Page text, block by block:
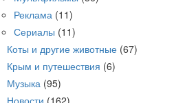
Реклама (11)
Сериалы (11)
Коты и другие животные (67)
Крым и путешествия (6)
Музыка (95)